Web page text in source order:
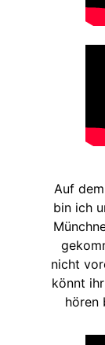
Auf
bin ich
nicht
könnt
hören